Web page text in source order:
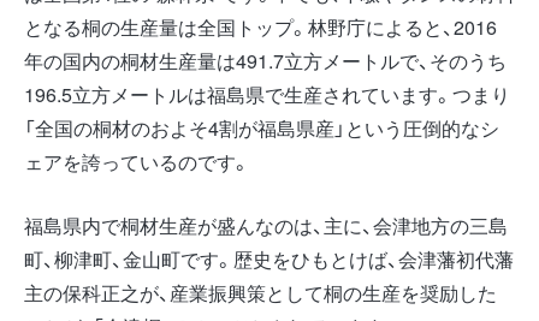
となる桐の生産量は全国トップ。林野庁によると、2016
年の国内の桐材生産量は491.7立方メートルで、そのうち
196.5立方メートルは福島県で生産されています。つまり
「全国の桐材のおよそ4割が福島県産」という圧倒的なシ
ェアを誇っているのです。
福島県内で桐材生産が盛んなのは、主に、会津地方の三島
町、柳津町、金山町です。歴史をひもとけば、会津藩初代藩
主の保科正之が、産業振興策として桐の生産を奨励した